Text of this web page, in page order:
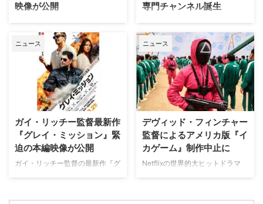
の間にくすぶる人種間の緊張を描
ク）3 あすへのカルテ』詳細 海
（日） …
映像が公開
英国ヨークシャー地方を舞台に、
土地の伝承と家族の崩壊を描くフ
ォーク・ホラー映画『スターヴ・
エイカー 召喚』。公開に先駆け
て、不穏な空気が漂う日本版予告
映像と、英国らしい曇天の世界観
が印象的な場面写真が一挙に公開
された。 土地に眠る伝承と家族
の崩壊を描く、静謐なるフォー
ク・ホラー リチャードとジュリ
エット夫妻が最近移り住んだ英国
ヨークシャー地方の人里離れた
「スターヴ・エイカー」は、家族
幼い息子オーウェンは喘息発作に
専門チャンネル誕生
日本唯一のミステリードラマ専門
チャンネル「ミステリーチャンネ
ル」が、開局月である8月に展開
する新たなサービスとして、犯罪
捜査に特化した新たな専門チャン
ネル「THE 犯罪捜査ファイル・
チャンネル」をスタート。 『ラ
イン・オブ・デューティ』キャス
トが贈る犯罪ドキュメンタリーも
本チャンネルは、JCOM株式会社
がAmazon Prime Videoで提供す
る新たなチャンネルパッケージサ
ービス「プレミアTVパック」の
ないクライムドキュメンタリーを
ニュース
ガイ・リッチー監督最新作
『グレイ・ミッション』緊
迫の本編映像が公開
ガイ・リッチー監督の最新作『グ
ヘンリー・カヴィルによるスタイ
ニュース
デヴィッド・フィンチャー
監督によるアメリカ版『イ
カゲーム』制作中止に
Netflixの世界的大ヒットドラマ
をとる予定だった英語版スピンオ